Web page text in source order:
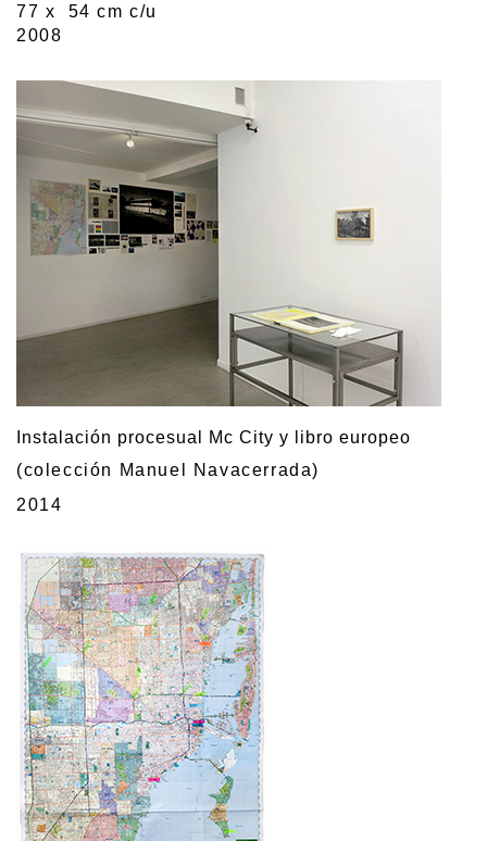
77 x 54 cm c/u
2008
Instalación procesual Mc City y libro europeo
(colección Manuel Navacerrada)
2014